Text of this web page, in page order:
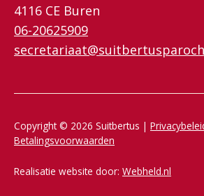
4116 CE Buren
06-20625909
Copyright © 2026 Suitbertus |
Betalingsvoorwaarden
Realisatie website door: Webheld.nl